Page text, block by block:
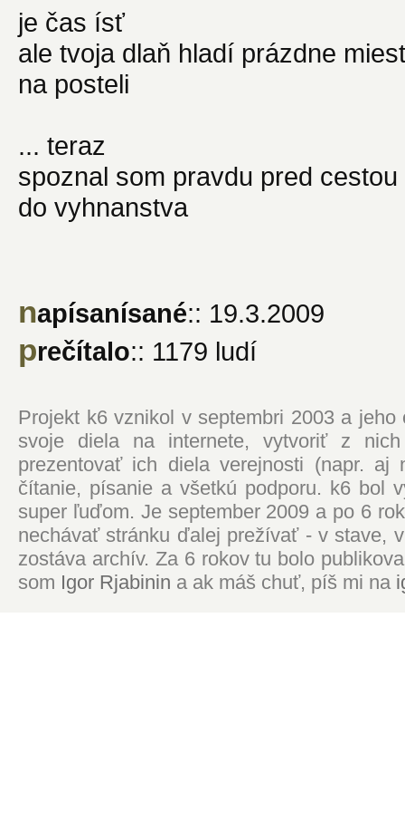
je čas ísť
ale tvoja dlaň hladí prázdne
na posteli
... teraz
spoznal som pravdu pred cestou
do vyhnanstva
napísanísané:: 19.3.2009
prečítalo:: 1179 ludí
Projekt k6 vznikol v septembri 2003 a
svoje diela na internete, vytvoriť z
prezentovať ich diela verejnosti (napr. aj
čítanie, písanie a všetkú podporu. k6 bol
super ľuďom. Je september 2009 a po 6
nechávať stránku ďalej prežívať - v stave,
zostáva archív. Za 6 rokov tu bolo
som Igor Rjabinin a ak máš chuť, píš mi na